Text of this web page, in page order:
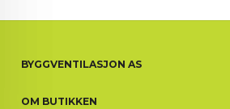
BYGGVENTILASJON AS
OM BUTIKKEN